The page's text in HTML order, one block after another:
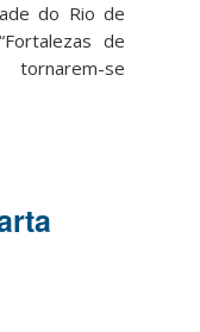
do Rio de
de
se